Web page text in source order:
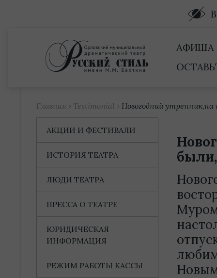
АФИША
Главная › Testimonial › Новогодний
АКЦИИ И ФЕСТИВАЛИ
ИСТОРИЯ ТЕАТРА
ЛЮДИ ТЕАТРА
ПРЕССА О ТЕАТРЕ
ЮРИДИЧЕСКАЯ
ИНФОРМАЦИЯ
РЕЖИМ РАБОТЫ КАССЫ